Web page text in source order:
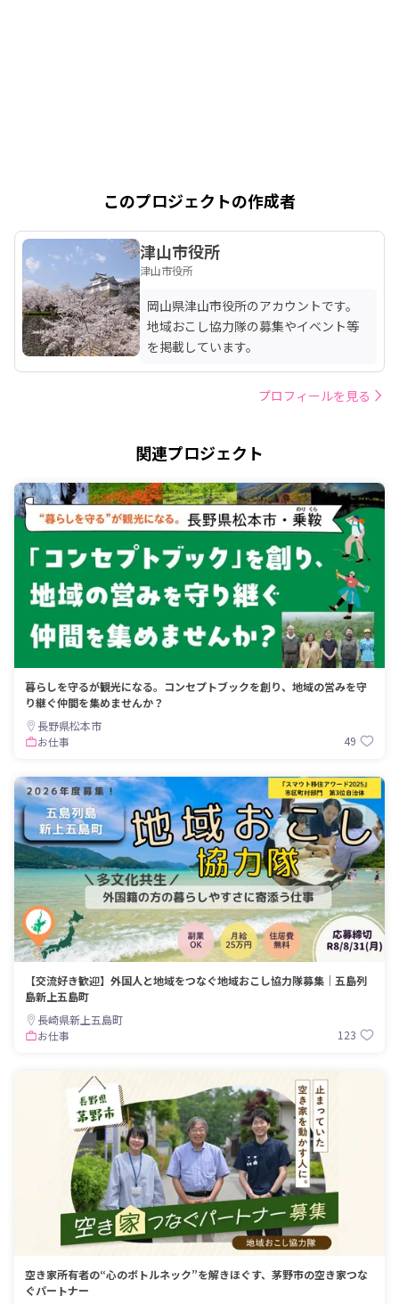
このプロジェクトの作成者
津山市役所
津山市役所
岡山県津山市役所のアカウントです。
地域おこし協力隊の募集やイベント等
を掲載しています。
プロフィールを見る
関連プロジェクト
暮らしを守るが観光になる。コンセプトブックを創り、地域の営みを守
り継ぐ仲間を集めませんか？
長野県松本市
お仕事
49
【交流好き歓迎】外国人と地域をつなぐ地域おこし協力隊募集｜五島列
島新上五島町
長崎県新上五島町
お仕事
123
空き家所有者の“心のボトルネック”を解きほぐす、茅野市の空き家つな
ぐパートナー